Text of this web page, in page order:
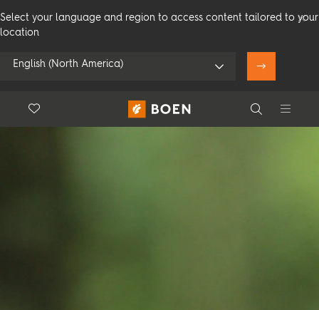
Select your language and region to access content tailored to your
location
English (North America)
Użyj mojej pozycji
Search
Floor.Wishlist